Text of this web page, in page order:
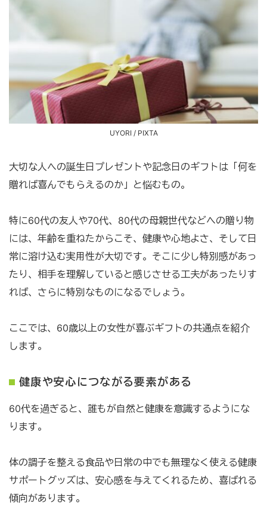
UYORI / PIXTA
大切な人への誕生日プレゼントや記念日のギフトは「何を
贈れば喜んでもらえるのか」と悩むもの。
特に60代の友人や70代、80代の母親世代などへの贈り物
には、年齢を重ねたからこそ、健康や心地よさ、そして日
常に溶け込む実用性が大切です。そこに少し特別感があっ
たり、相手を理解していると感じさせる工夫があったりす
れば、さらに特別なものになるでしょう。
ここでは、60歳以上の女性が喜ぶギフトの共通点を紹介
します。
健康や安心につながる要素がある
60代を過ぎると、誰もが自然と健康を意識するようにな
ります。
体の調子を整える食品や日常の中でも無理なく使える健康
サポートグッズは、安心感を与えてくれるため、喜ばれる
傾向があります。